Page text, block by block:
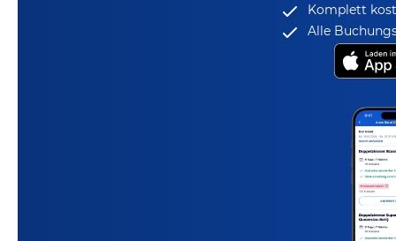
Komplett
Alle